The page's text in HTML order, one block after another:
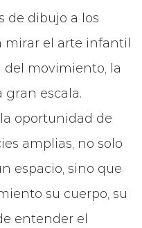
de dibujo a los
mirar el arte infantil
del movimiento, la
gran escala.
oportunidad de
amplias, no solo
espacio, sino que
su cuerpo, su
entender el